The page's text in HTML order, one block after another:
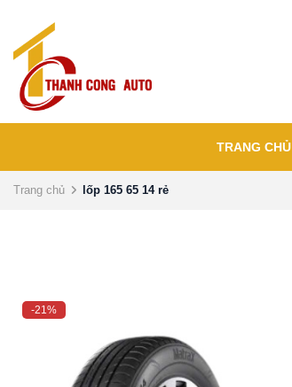
TRANG CHỦ
Trang chủ lốp 165 65 14 rẻ
-21%